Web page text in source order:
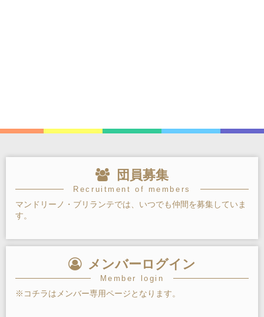
団員募集
Recruitment of members
マンドリーノ・ブリランテでは、いつでも仲間を募集していま
す。
メンバーログイン
Member login
※コチラはメンバー専用ページとなります。